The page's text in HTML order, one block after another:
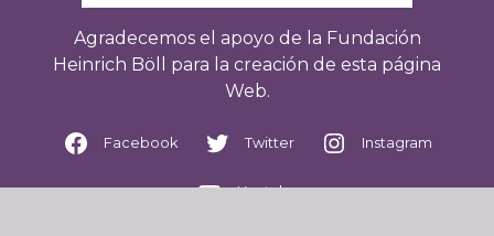
Agradecemos el apoyo de la Fundación
Heinrich Böll para la creación de esta página
Web.
Facebook Twitter Instagram
Youtube